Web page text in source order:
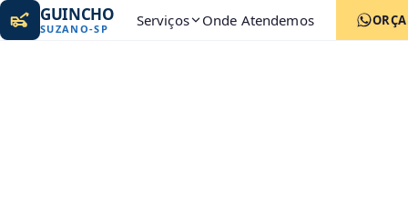
GUINCHO
SUZANO-SP Serviços Onde Atendemos